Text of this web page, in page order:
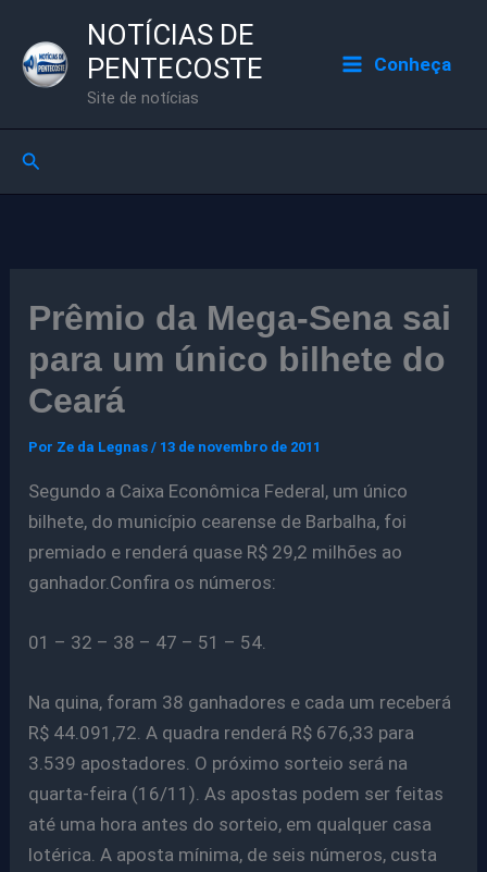
para
NOTÍCIAS DE
PENTECOSTE
Site de notícias
Conheça
Pesquisar
Prêmio da Mega-Sena sai
para um único bilhete do
Ceará
Por Ze da Legnas/ 13 de novembro de 2011
Segundo a Caixa Econômica Federal, um único
bilhete, do município cearense de Barbalha, foi
premiado e renderá quase R$ 29,2 milhões ao
ganhador.Confira os números:
01 – 32 – 38 – 47 – 51 – 54.
Na quina, foram 38 ganhadores e cada um receberá
R$ 44.091,72. A quadra renderá R$ 676,33 para
3.539 apostadores. O próximo sorteio será na
quarta-feira (16/11). As apostas podem ser feitas
até uma hora antes do sorteio, em qualquer casa
lotérica. A aposta mínima, de seis números, custa